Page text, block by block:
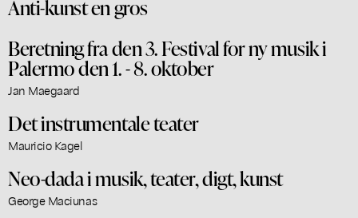
Anti-kunst en gros
Beretning fra den 3. Festival for ny musik i
Palermo den 1. - 8. oktober
Jan Maegaard
Det instrumentale teater
Mauricio Kagel
Neo-dada i musik, teater, digt, kunst
George Maciunas